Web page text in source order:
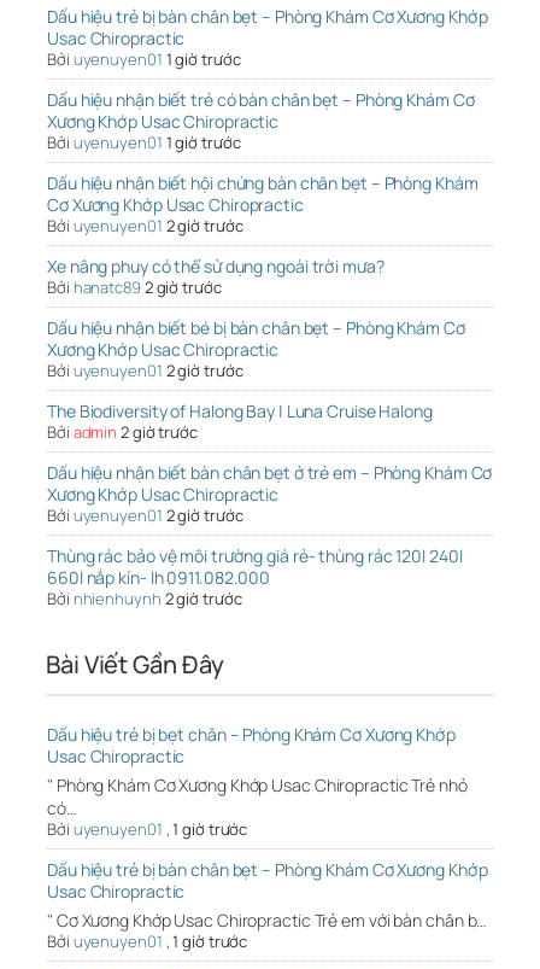
Dấu hiệu trẻ bị bàn chân bẹt – Phòng Khám Cơ Xương Khớp
Usac Chiropractic
Bởi uyenuyen01 1 giờ trước
Dấu hiệu nhận biết trẻ có bàn chân bẹt – Phòng Khám Cơ
Xương Khớp Usac Chiropractic
Bởi uyenuyen01 1 giờ trước
Dấu hiệu nhận biết hội chứng bàn chân bẹt – Phòng Khám
Cơ Xương Khớp Usac Chiropractic
Bởi uyenuyen01 2 giờ trước
Xe nâng phuy có thể sử dụng ngoài trời mưa?
Bởi hanatc892 giờ trước
Dấu hiệu nhận biết bé bị bàn chân bẹt – Phòng Khám Cơ
Xương Khớp Usac Chiropractic
Bởi uyenuyen01 2 giờ trước
The Biodiversity of Halong Bay | Luna Cruise Halong
Bởi admin 2 giờ trước
Dấu hiệu nhận biết bàn chân bẹt ở trẻ em – Phòng Khám Cơ
Xương Khớp Usac Chiropractic
Bởi uyenuyen01 2 giờ trước
Thùng rác bảo vệ môi trường giá rẻ- thùng rác 120l 240l
660l nắp kín- lh 0911.082.000
Bởi nhienhuynh 2 giờ trước
Bài Viết Gần Đây
Dấu hiệu trẻ bị bẹt chân – Phòng Khám Cơ Xương Khớp
Usac Chiropractic
" Phòng Khám Cơ Xương Khớp Usac Chiropractic Trẻ nhỏ
có…
Bởi uyenuyen01 ,1 giờ trước
Dấu hiệu trẻ bị bàn chân bẹt – Phòng Khám Cơ Xương Khớp
Usac Chiropractic
" Cơ Xương Khớp Usac Chiropractic Trẻ em với bàn chân b…
Bởi uyenuyen01 ,1 giờ trước